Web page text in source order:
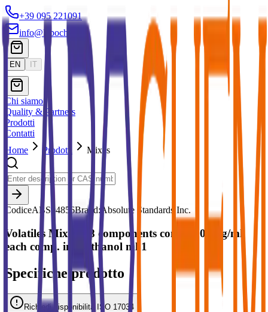
+39 095 221091
info@labochem.it
EN IT
Chi siamo
Quality & Partners
Prodotti
Contatti
Home
Prodotti Mixes
CodiceABS94856Brand: Absolute Standards Inc.
Volatiles Mix #2, 8 components conc. 2000 ug/ml
each comp. in Methanol ml 1
Specifiche prodotto
Richiedi disponibilità ISO 17034